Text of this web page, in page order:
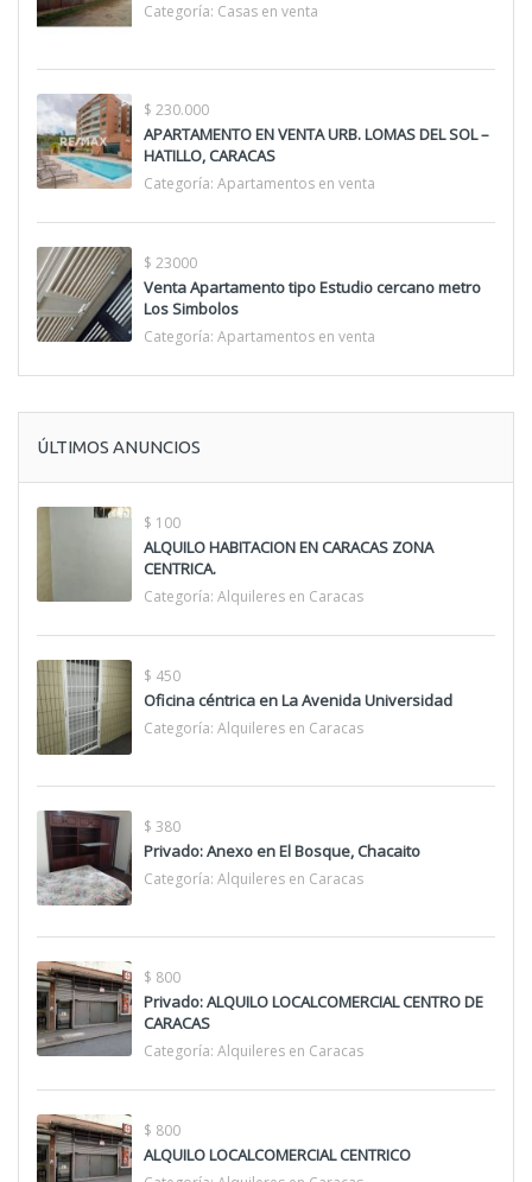
Categoría: Casas en venta
$ 230.000
APARTAMENTO EN VENTA URB. LOMAS DEL SOL –
HATILLO, CARACAS
Categoría: Apartamentos en venta
$ 23000
Venta Apartamento tipo Estudio cercano metro
Los Simbolos
Categoría: Apartamentos en venta
ÚLTIMOS ANUNCIOS
$ 100
ALQUILO HABITACION EN CARACAS ZONA
CENTRICA.
Categoría: Alquileres en Caracas
$ 450
Oficina céntrica en La Avenida Universidad
Categoría: Alquileres en Caracas
$ 380
Privado: Anexo en El Bosque, Chacaito
Categoría: Alquileres en Caracas
$ 800
Privado: ALQUILO LOCALCOMERCIAL CENTRO DE
CARACAS
Categoría: Alquileres en Caracas
$ 800
ALQUILO LOCALCOMERCIAL CENTRICO